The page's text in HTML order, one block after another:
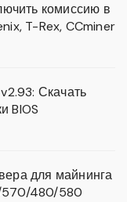
комиссию в
T-Rex, CCminer
Скачать
BIOS
для майнинга
570/480/580